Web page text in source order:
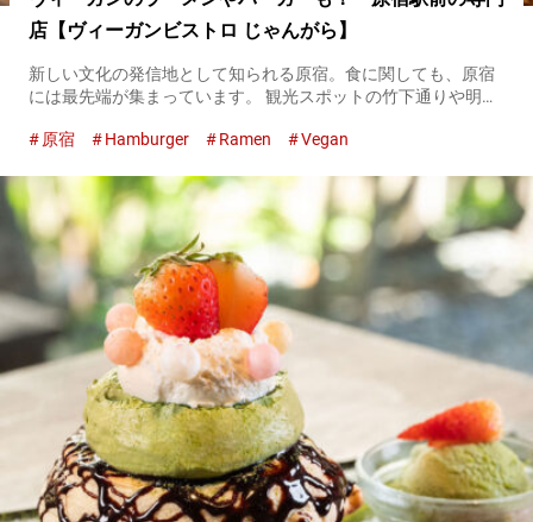
店【ヴィーガンビストロ じゃんがら】
新しい文化の発信地として知られる原宿。食に関しても、原宿
には最先端が集まっています。 観光スポットの竹下通りや明治
トロ じゃんがら』は、ヴィーガン食に特化したレストラン。
原宿 Hamburger Ramen Vegan